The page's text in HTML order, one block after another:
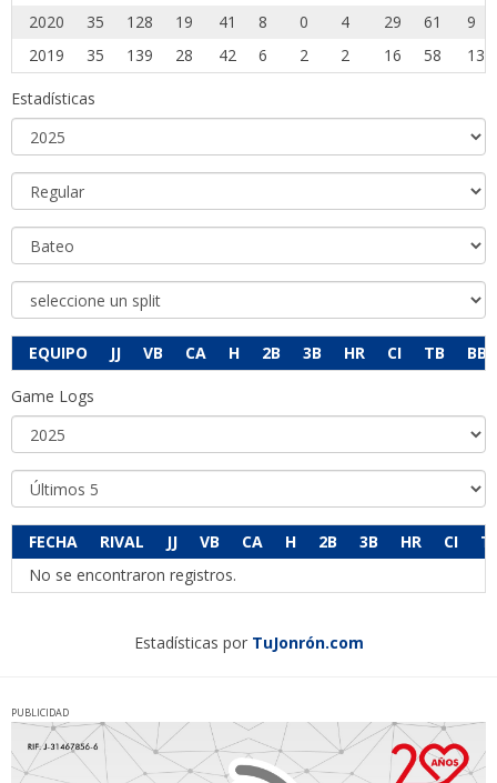
2020
35 128 19 41 8 0 4 29 61
9
2019
35 139 28 42 6 2 2 16 58 13
Estadísticas
EQUIPO JJ VB CA H 2B 3B HR CI TB BB
Game Logs
FECHA RIVAL JJ VB CA H 2B 3B HR CI
No se encontraron registros.
Estadísticas por TuJonrón.com
PUBLICIDAD